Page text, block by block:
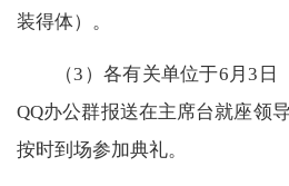
装得体）。
（3）各有关单位于6月3
QQ办公群报送在主席台就座领
按时到场参加典礼。